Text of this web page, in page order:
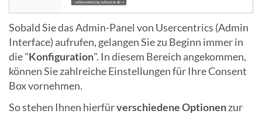
Sobald Sie das Admin-Panel von Usercentrics (Admin
Interface) aufrufen, gelangen Sie zu Beginn immer in
die "Konfiguration". In diesem Bereich angekommen,
können Sie zahlreiche Einstellungen für Ihre Consent
Box vornehmen.
So stehen Ihnen hierfürverschiedene Optionenzur